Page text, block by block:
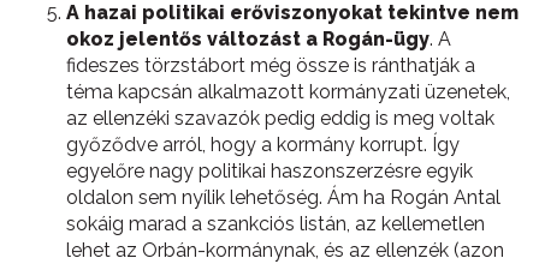
A hazai politikai erőviszonyokat tekintve nem
okoz jelentős változást a Rogán-ügy. A
fideszes törzstábort még össze is ránthatják a
téma kapcsán alkalmazott kormányzati üzenetek,
az ellenzéki szavazók pedig eddig is meg voltak
győződve arról, hogy a kormány korrupt. Így
egyelőre nagy politikai haszonszerzésre egyik
oldalon sem nyílik lehetőség. Ám ha Rogán Antal
sokáig marad a szankciós listán, az kellemetlen
lehet az Orbán-kormánynak, és az ellenzék (azon